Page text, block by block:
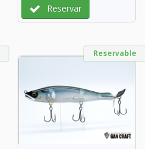
Reservar
Reservable